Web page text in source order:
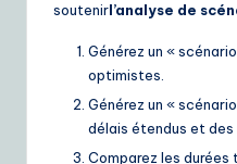
soutenirl’analyse de
Générez un «
optimistes.
Générez un «
délais étendus et
Comparez les